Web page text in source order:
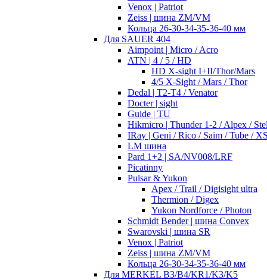
Venox | Patriot
Zeiss | шина ZM/VM
Кольца 26-30-34-35-36-40 мм
Для SAUER 404
Aimpoint | Micro / Acro
ATN | 4 / 5 / HD
HD X-sight I+II/Thor/Mars
4/5 X-Sight / Mars / Thor
Dedal | T2-T4 / Venator
Docter | sight
Guide | TU
Hikmicro | Thunder 1-2 / Alpex /
IRay | Geni / Rico / Saim / Tube /
LM шина
Pard 1+2 | SA/NV008/LRF
Picatinny
Pulsar & Yukon
Apex / Trail / Digisight ultra
Thermion / Digex
Yukon Nordforce / Photon
Schmidt Bender | шина Convex
Swarovski | шина SR
Venox | Patriot
Zeiss | шина ZM/VM
Кольца 26-30-34-35-36-40 мм
Для MERKEL B3/B4/KR1/K3/K5